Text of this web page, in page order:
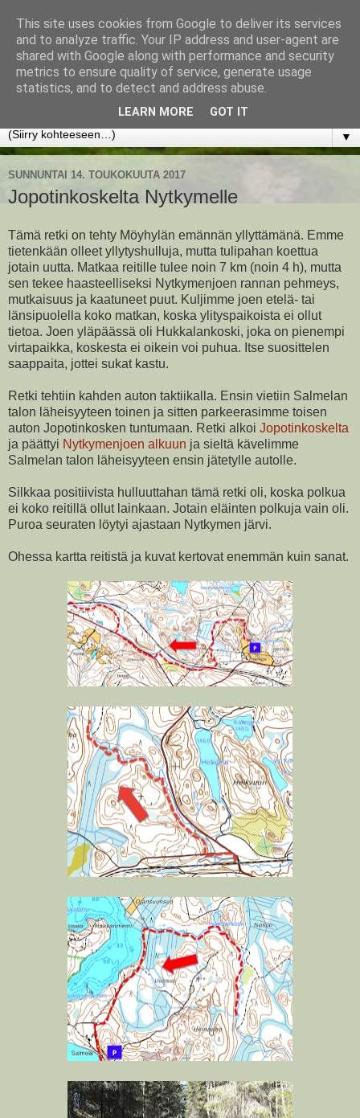
www.jyrkikokko.fi
Uusi Suunta - Jokainen hetki tarjoaa tilaisuuden muuttaa
▼
SUNNUNTAI 14. TOUKOKUUTA 2017
Jopotinkoskelta Nytkymelle
Tämä retki on tehty Möyhylän emännän yllyttämänä. Emme
tietenkään olleet yllytyshulluja, mutta tulipahan koettua
jotain uutta. Matkaa reitille tulee noin 7 km (noin 4 h), mutta
sen tekee haasteelliseksi Nytkymenjoen rannan pehmeys,
mutkaisuus ja kaatuneet puut. Kuljimme joen etelä- tai
länsipuolella koko matkan, koska ylityspaikoista ei ollut
tietoa. Joen yläpäässä oli Hukkalankoski, joka on pienempi
virtapaikka, koskesta ei oikein voi puhua. Itse suosittelen
saappaita, jottei sukat kastu.
Retki tehtiin kahden auton taktiikalla. Ensin vietiin Salmelan
talon läheisyyteen toinen ja sitten parkeerasimme toisen
auton Jopotinkosken tuntumaan. Retki alkoi Jopotinkoskelta
ja päättyi Nytkymenjoen alkuun ja sieltä kävelimme
Salmelan talon läheisyyteen ensin jätetylle autolle.
Silkkaa positiivista hulluuttahan tämä retki oli, koska polkua
ei koko reitillä ollut lainkaan. Jotain eläinten polkuja vain oli.
Puroa seuraten löytyi ajastaan Nytkymen järvi.
Ohessa kartta reitistä ja kuvat kertovat enemmän kuin sanat.
This site uses cookies from Google to deliver its services
and to analyze traffic. Your IP address and user-agent are
shared with Google along with performance and security
metrics to ensure quality of service, generate usage
statistics, and to detect and address abuse.
LEARN MORE GOT IT